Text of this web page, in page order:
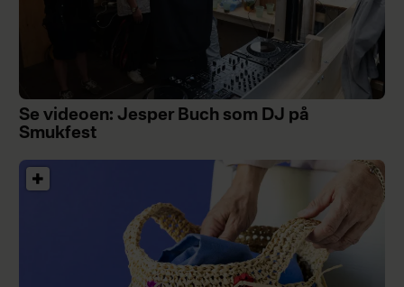
Se videoen: Jesper Buch som DJ på
Smukfest